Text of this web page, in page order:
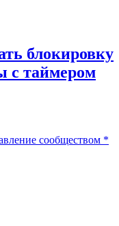
блокировку
с таймером
сообществом *